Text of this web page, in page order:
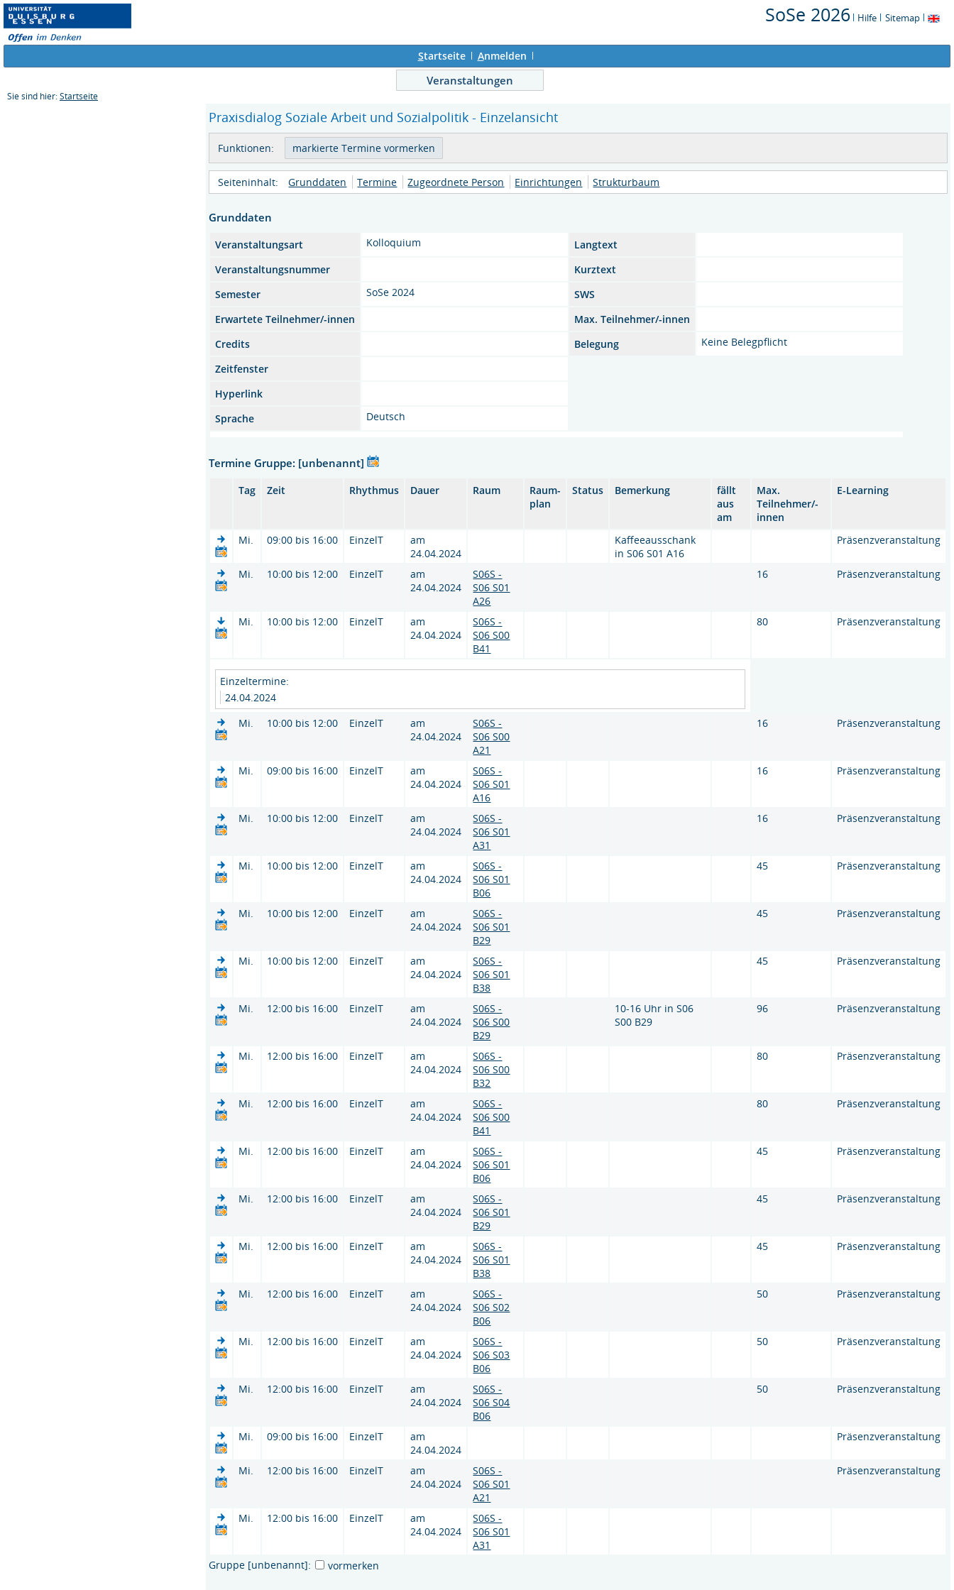
SoSe 2026 Hilfe Sitemap
Startseite Anmelden
Veranstaltungen
Sie sind hier: Startseite
Praxisdialog Soziale Arbeit und Sozialpolitik - Einzelansicht
Funktionen:
Seiteninhalt: Grunddaten Termine Zugeordnete Person Einrichtungen Strukturbaum
Grunddaten
Veranstaltungsart Kolloquium
Langtext
Veranstaltungsnummer
Kurztext
Semester
SoSe 2024
SWS
Erwartete Teilnehmer/-innen
Max. Teilnehmer/-innen
Credits
Belegung
Keine Belegpflicht
Zeitfenster
Hyperlink
Sprache
Deutsch
Termine Gruppe: [unbenannt]
Tag Zeit Rhythmus Dauer Raum
Raum-
plan
Status Bemerkung
fällt
aus
am
Max.
Teilnehmer/-
innen
E-Learning
Mi. 09:00 bis 16:00 EinzelT
am
24.04.2024
Kaffeeausschank
in S06 S01 A16
Präsenzveranstaltung
Mi. 10:00 bis 12:00 EinzelT
am
24.04.2024
S06S -
S06 S01
A26
16 Präsenzveranstaltung
Mi. 10:00 bis 12:00 EinzelT
am
24.04.2024
S06S -
S06 S00
B41
80 Präsenzveranstaltung
Einzeltermine:
24.04.2024
Mi.
10:00 bis 12:00 EinzelT
am
24.04.2024
S06S -
S06 S00
A21
16 Präsenzveranstaltung
Mi. 09:00 bis 16:00 EinzelT
am
24.04.2024
S06S -
S06 S01
A16
16 Präsenzveranstaltung
Mi. 10:00 bis 12:00 EinzelT
am
24.04.2024
S06S -
S06 S01
A31
16 Präsenzveranstaltung
Mi. 10:00 bis 12:00 EinzelT
am
24.04.2024
S06S -
S06 S01
B06
45 Präsenzveranstaltung
Mi. 10:00 bis 12:00 EinzelT
am
24.04.2024
S06S -
S06 S01
B29
45 Präsenzveranstaltung
Mi. 10:00 bis 12:00 EinzelT
am
24.04.2024
S06S -
S06 S01
B38
45 Präsenzveranstaltung
Mi. 12:00 bis 16:00 EinzelT
am
24.04.2024
S06S -
S06 S00
B29
10-16 Uhr in S06
S00 B29
96 Präsenzveranstaltung
Mi. 12:00 bis 16:00 EinzelT
am
24.04.2024
S06S -
S06 S00
B32
80 Präsenzveranstaltung
Mi. 12:00 bis 16:00 EinzelT
am
24.04.2024
S06S -
S06 S00
B41
80 Präsenzveranstaltung
Mi. 12:00 bis 16:00 EinzelT
am
24.04.2024
S06S -
S06 S01
B06
45 Präsenzveranstaltung
Mi. 12:00 bis 16:00 EinzelT
am
24.04.2024
S06S -
S06 S01
B29
45 Präsenzveranstaltung
Mi. 12:00 bis 16:00 EinzelT
am
24.04.2024
S06S -
S06 S01
B38
45 Präsenzveranstaltung
Mi. 12:00 bis 16:00 EinzelT
am
24.04.2024
S06S -
S06 S02
B06
50 Präsenzveranstaltung
Mi. 12:00 bis 16:00 EinzelT
am
24.04.2024
S06S -
S06 S03
B06
50 Präsenzveranstaltung
Mi. 12:00 bis 16:00 EinzelT
am
24.04.2024
S06S -
S06 S04
B06
50 Präsenzveranstaltung
Mi. 09:00 bis 16:00 EinzelT
am
24.04.2024
Präsenzveranstaltung
Mi. 12:00 bis 16:00 EinzelT
am
24.04.2024
S06S -
S06 S01
A21
Präsenzveranstaltung
Mi. 12:00 bis 16:00 EinzelT
am
24.04.2024
S06S -
S06 S01
A31
Gruppe [unbenannt]:
vormerken